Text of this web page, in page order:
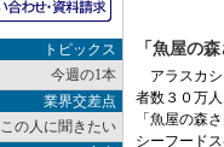
トピックス
今週の1本
業界交差点
この人に聞きたい
「魚屋の
アラスカシ
者数３０万
「魚屋の森
シーフード